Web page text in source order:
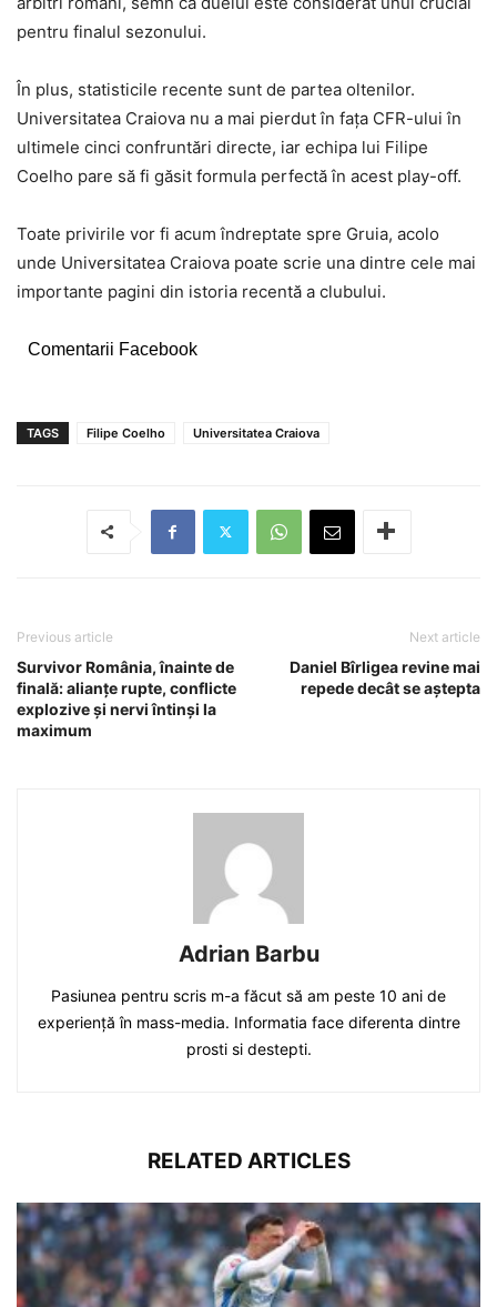
pentru finalul sezonului.
În plus, statisticile recente sunt de partea oltenilor.
Universitatea Craiova nu a mai pierdut în fața CFR-ului în
ultimele cinci confruntări directe, iar echipa lui Filipe
Coelho pare să fi găsit formula perfectă în acest play-off.
Toate privirile vor fi acum îndreptate spre Gruia, acolo
unde Universitatea Craiova poate scrie una dintre cele mai
importante pagini din istoria recentă a clubului.
Comentarii Facebook
TAGS Filipe Coelho Universitatea Craiova
Previous article
Survivor România, înainte de
finală: alianțe rupte, conflicte
explozive și nervi întinși la
maximum
Next article
Daniel Bîrligea revine mai
repede decât se aștepta
Adrian Barbu
Pasiunea pentru scris m-a făcut să am peste 10 ani de
experiență în mass-media. Informatia face diferenta dintre
prosti si destepti.
RELATED ARTICLES